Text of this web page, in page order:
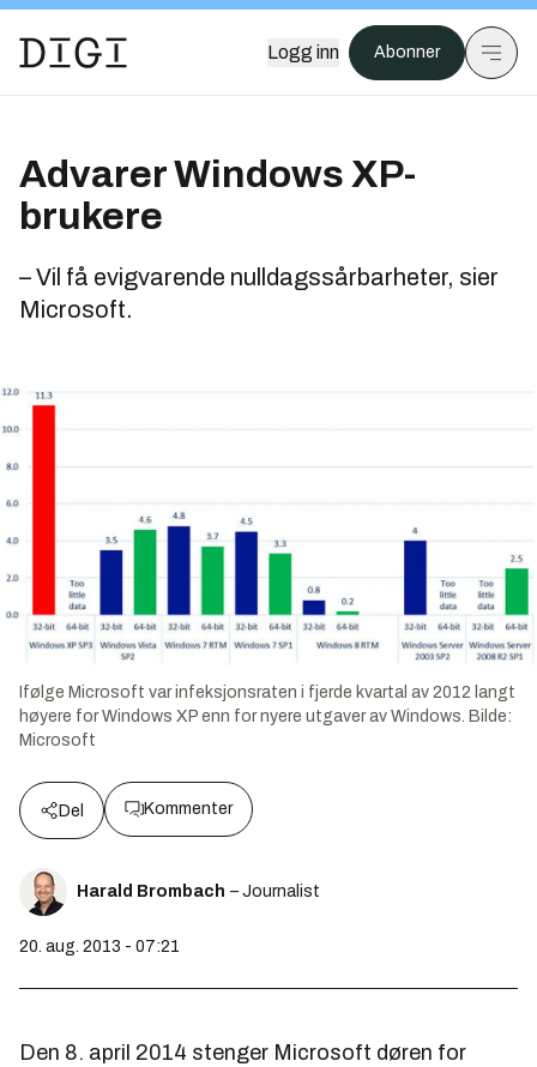
Logg inn Abonner
Advarer Windows XP-
brukere
– Vil få evigvarende nulldagssårbarheter, sier
Microsoft.
Ifølge Microsoft var infeksjonsraten i fjerde kvartal av 2012 langt
høyere for Windows XP enn for nyere utgaver av Windows. Bilde:
Microsoft
Del Kommenter
Harald Brombach – Journalist
20. aug. 2013 - 07:21
Den 8. april 2014 stenger Microsoft døren for